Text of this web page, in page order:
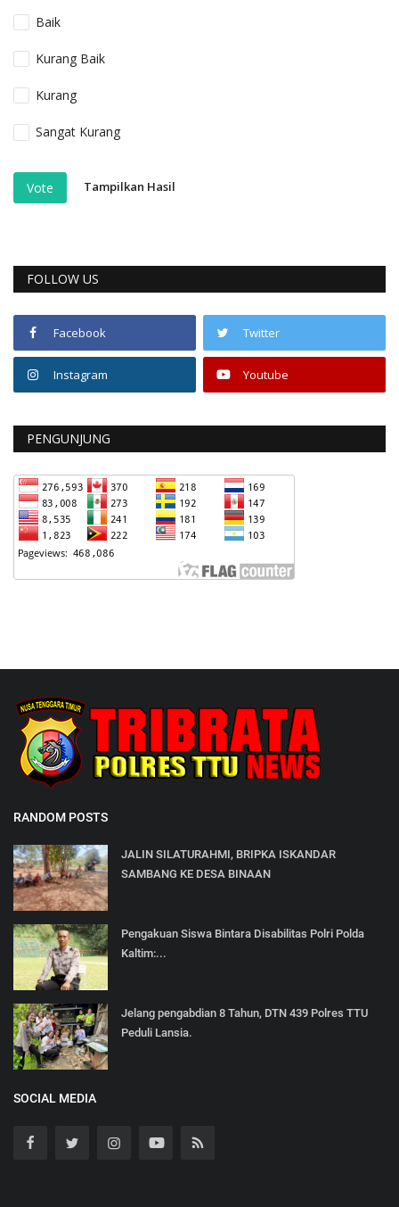
Baik
Kurang Baik
Kurang
Sangat Kurang
Vote Tampilkan Hasil
FOLLOW US
Facebook Twitter
Instagram Youtube
PENGUNJUNG
RANDOM POSTS
JALIN SILATURAHMI, BRIPKA ISKANDAR
SAMBANG KE DESA BINAAN
Pengakuan Siswa Bintara Disabilitas Polri Polda
Kaltim:...
Jelang pengabdian 8 Tahun, DTN 439 Polres TTU
Peduli Lansia.
SOCIAL MEDIA